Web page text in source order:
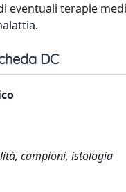
eventuali terapie
DC
campioni, istologia